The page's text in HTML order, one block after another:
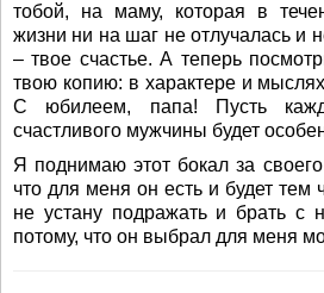
тобой, на маму, которая в
жизни ни на шаг не отлучалась и
– твое счастье. А теперь
твою копию: в характере и
С юбилеем, папа! Пусть
счастливого мужчины будет
Я поднимаю этот бокал за
что для меня он есть и будет тем
не устану подражать и брать с
потому, что он выбрал для меня